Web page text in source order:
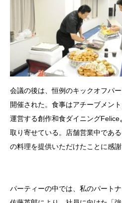
会議の後は、恒例のキックオフパ
開催された。食事はアチーブメン
運営する創作和食ダイニングFelice
取り寄せている。店舗営業中であ
の料理を提供いただけたことに感謝
パーティーの中では、私のパート